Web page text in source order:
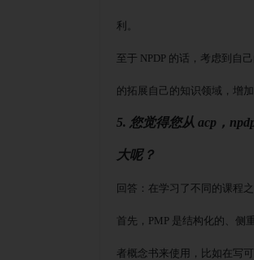
利。
至于 NPDP 的话，考虑到自
的拓展自己的知识领域，增
5. 您觉得您从 acp，
大呢？
回答：在学习了不同的课程
首先， PMP 是结构化的、侧
者概念书来使用，比如在写